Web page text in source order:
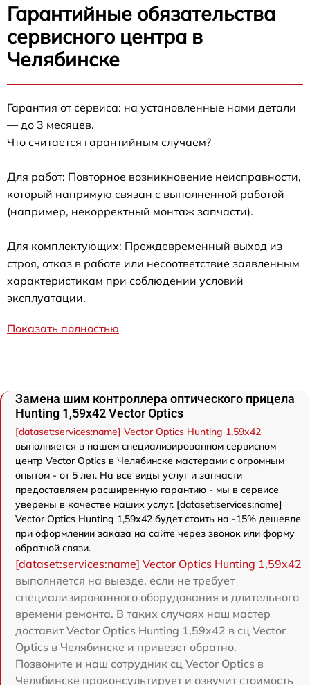
Гарантийные обязательства
сервисного центра в
Челябинске
Гарантия от сервиса: на установленные нами детали
— до 3 месяцев.
Что считается гарантийным случаем?
Для работ: Повторное возникновение неисправности,
который напрямую связан с выполненной работой
(например, некорректный монтаж запчасти).
Для комплектующих: Преждевременный выход из
строя, отказ в работе или несоответствие заявленным
характеристикам при соблюдении условий
эксплуатации.
Показать полностью
Замена шим контроллера оптического прицела
Hunting 1,59x42 Vector Optics
[dataset:services:name] Vector Optics Hunting 1,59x42
выполняется в нашем специализированном сервисном
центр Vector Optics в Челябинске мастерами с огромным
опытом - от 5 лет. На все виды услуг и запчасти
предоставляем расширенную гарантию - мы в сервисе
уверены в качестве наших услуг. [dataset:services:name]
Vector Optics Hunting 1,59x42 будет стоить на -15% дешевле
при оформлении заказа на сайте через звонок или форму
обратной связи.
[dataset:services:name] Vector Optics Hunting 1,59x42
выполняется на выезде, если не требует
специализированного оборудования и длительного
времени ремонта. В таких случаях наш мастер
доставит Vector Optics Hunting 1,59x42 в сц Vector
Optics в Челябинске и привезет обратно.
Позвоните и наш сотрудник сц Vector Optics в
Челябинске проконсультирует и озвучит стоимость